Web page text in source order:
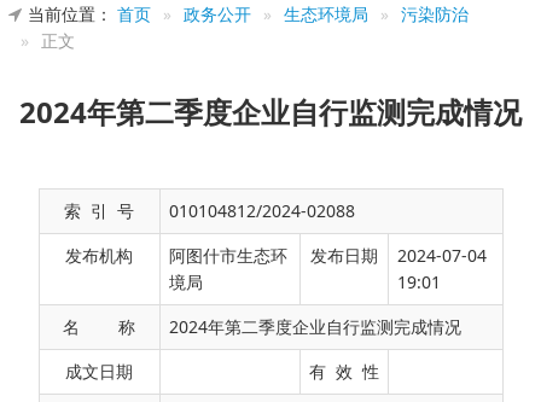
当前位置： 首页 » 政务公开 » 生态环境局 » 污染防治
»
正文
2024年第二季度企业自行监测完成情况
索 引 号
010104812/2024-02088
发布机构
阿图什市生态环
境局
发布日期
2024-07-04
19:01
名 称
2024年第二季度企业自行监测完成情况
成文日期
有 效 性
行政区代码 县市 名录库企业数量 应测企业数量